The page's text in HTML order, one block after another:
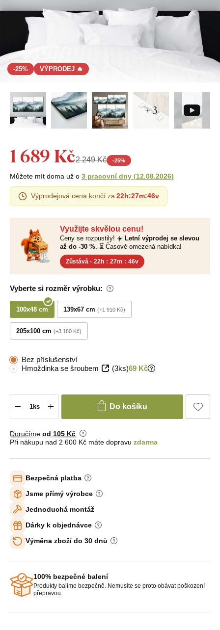
-25% VÝPRODEJ 🔥
+ 3
Využijte skvělou cenu!
Ceny se rozpustily! ☀️ Letní výprodej se slevou
až do -30 %. ⏳ Časově omezená nabídka!
Zůstává - 22h : 27m : 45v
Vyberte si rozměr výrobku:
100x48 cm 139x67 cm +1 910 Kč
205x100 cm +3 180 Kč
1 689 Kč2 249 Kč -25%
Můžete mít doma už o 3 pracovní dny (12.08.2026)
Výprodejová cena končí za 22h:27m:45v
Bez příslušenství
Hmoždinka se šroubem
(3ks)69 Kč
Do košíku
Doručíme od 105 Kč
Při nákupu nad 2 600 Kč máte dopravu zdarma
Bezpečná platba
Jsme přímý výrobce
Jednoduchá montáž
Dárky k objednávce
Výměna zboží do 30 dnů
100% bezpečné balení
Produkty balíme bezpečně. Nemusíte se proto obávat poškození
přepravou.